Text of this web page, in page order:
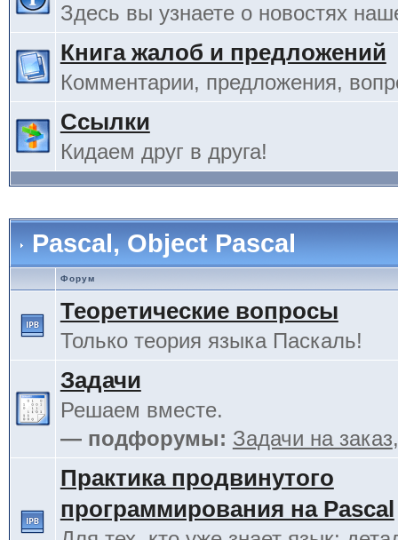
Здесь вы узнаете о новостях
Книга жалоб и предложений
Комментарии, предложения,
Ссылки
Кидаем друг в друга!
Pascal, Object Pascal
Форум
Теоретические вопросы
Только теория языка Паскаль!
Задачи
Решаем вместе.
— подфорумы: Задачи на заказ
Практика продвинутого
программирования на Pascal